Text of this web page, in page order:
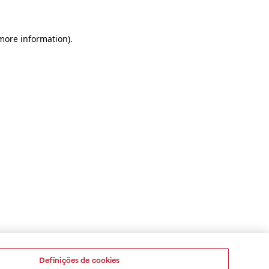
information).
Definições de cookies